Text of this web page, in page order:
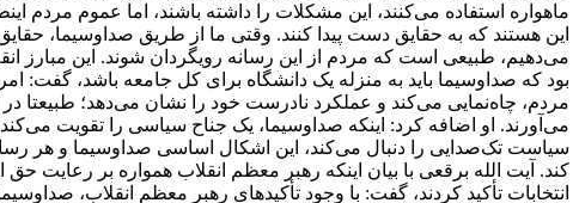
ماهواره استفاده می‌کنند، این مشکلات را داشته باشند، اما عموم مردم
این هستند که به حقایق دست پیدا کنند. وقتی ما از طریق صداوسیما،
می‌دهیم، طبیعی است که مردم از این رسانه رویگردان شوند. این مبارز
بود که صداوسیما باید به منزله یک دانشگاه برای کل جامعه باشد، گفت:
مردم، چاه‌نمایی می‌کند و عملکرد نادرست خود را نشان می‌دهد؛ طبیعتا
می‌آورند. او اضافه کرد: اینکه صداوسیما، یک جناح سیاسی را تقویت
سیاست تک‌صدایی را دنبال می‌کند، این اشکال اساسی صداوسیما و هر
کند. آیت الله برقعی با بیان اینکه رهبر معظم انقلاب همواره بر رعایت
انتخابات تأکید کردند، گفت: با وجود تأکیدهای رهبر معظم انقلاب،